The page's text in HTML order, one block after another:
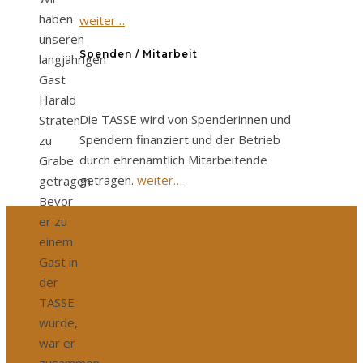
haben
unseren
langjährigen
Gast
Harald
Straten
zu
Grabe
getragen.
Bevor
er zu
einem
Gast in
der
TASSE
wurde,
war er
weiter…
Spenden / Mitarbeit
Die TASSE wird von Spenderinnen und
Spendern finanziert und der Betrieb
durch ehrenamtlich Mitarbeitende
getragen. weiter…